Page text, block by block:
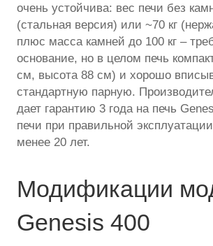
очень устойчива: вес печи без
(стальная версия) или ~70 кг
плюс масса камней до 100 кг –
основание, но в целом печь
см, высота 88 см) и хорошо
стандартную парную.
дает гарантию 3 года на печь
печи при правильной
менее 20 лет.
Модификации
Genesis 400